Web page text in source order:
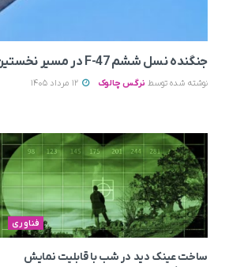
جنگنده نسل ششم F-47 در مسیر نخستین پرواز
نوشته شده توسط نرگس چالوک
فناوری
ساخت عینک دید در شب با قابلیت نمایش